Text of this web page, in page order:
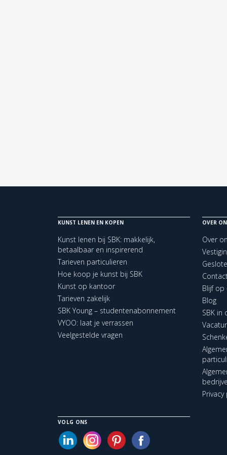
KUNST LENEN EN KOPEN
Kunst lenen bij SBK: makkelijk,
betaalbaar en inspirerend
Tarieven particulieren
Hoe koop je kunst bij SBK
Kunst op kantoor
Tarieven zakelijk
SBK Young – studentenabonnement
VYOO: laat je verrassen
Veelgestelde vragen
OVER
Over
Blijf op
Blog
SBK in
VOLG ONS